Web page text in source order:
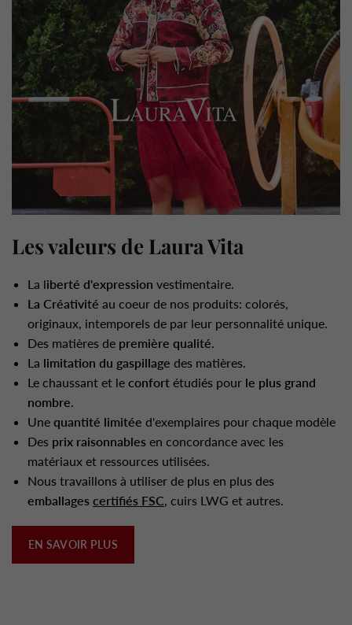
Les valeurs de Laura Vita
La liberté d'expression vestimentaire.
La Créativité au coeur de nos produits: colorés,
originaux, intemporels de par leur personnalité unique.
Des matières de première qualité.
La limitation du gaspillage des matières.
Le chaussant et le confort étudiés pour le plus grand
nombre.
Une quantité limitée d'exemplaires pour chaque modèle
Des prix raisonnables en concordance avec les
matériaux et ressources utilisées.
Nous travaillons à utiliser de plus en plus des
emballages certifiés FSC, cuirs LWG et autres.
EN SAVOIR PLUS